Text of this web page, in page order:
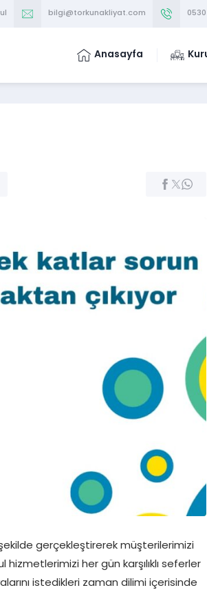
bilgi@torkunakliyat.com
Anasayfa
gerçekleştirerek müşterilerimizi
her gün karşılıklı seferler
istedikleri zaman dilimi içerisinde